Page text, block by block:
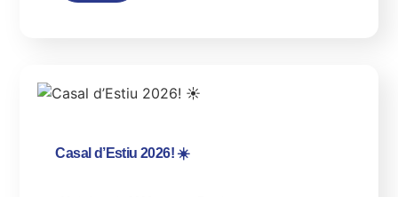
Casal d’Estiu 2026! ☀️